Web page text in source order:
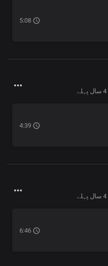
4 سال پہلے
4 سال پہلے